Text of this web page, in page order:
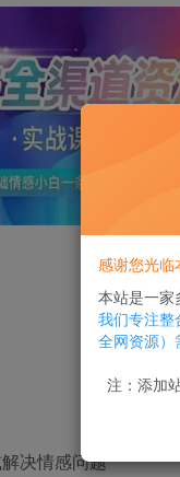
决情感问题
感谢您光临
本站是一家
我们专注整
全网资源）
注：添加